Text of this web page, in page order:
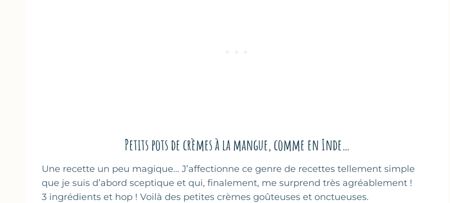
Petits pots de crèmes à la mangue, comme en Inde…
Une recette un peu magique… J’affectionne ce genre de recettes tellement simple
que je suis d’abord sceptique et qui, finalement, me surprend très agréablement !
3 ingrédients et hop ! Voilà des petites crèmes goûteuses et onctueuses.